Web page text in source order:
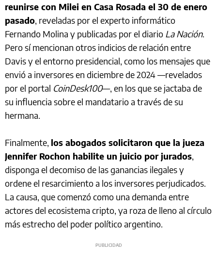
reunirse con Milei en Casa Rosada el 30 de enero
pasado , reveladas por el experto informático
Fernando Molina y publicadas por el diario La Nación.
Pero sí mencionan otros indicios de relación entre
Davis y el entorno presidencial, como los mensajes que
envió a inversores en diciembre de 2024 —revelados
por el portal CoinDesk100—, en los que se jactaba de
su influencia sobre el mandatario a través de su
hermana.
Finalmente, los abogados solicitaron que la jueza
Jennifer Rochon habilite un juicio por jurados
disponga el decomiso de las ganancias ilegales y
ordene el resarcimiento a los inversores perjudicados.
La causa, que comenzó como una demanda entre
actores del ecosistema cripto, ya roza de lleno al círculo
más estrecho del poder político argentino.